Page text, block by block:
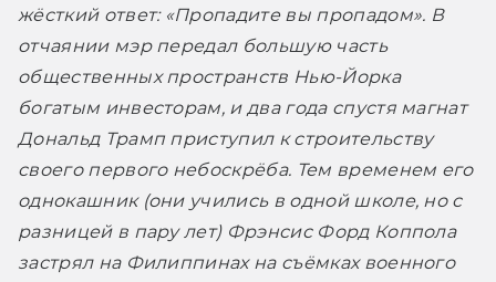
жёсткий ответ: «Пропадите вы пропадом». В
отчаянии мэр передал большую часть
общественных пространств Нью-Йорка
богатым инвесторам, и два года спустя магнат
Дональд Трамп приступил к строительству
своего первого небоскрёба. Тем временем его
однокашник (они учились в одной школе, но с
разницей в пару лет) Фрэнсис Форд Коппола
застрял на Филиппинах на съёмках военного